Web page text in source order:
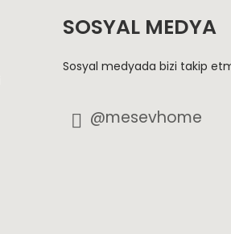
SOSYAL MEDYA
Sosyal medyada bizi takip